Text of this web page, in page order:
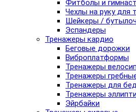
Фитболы и
Чехлы на руку для
Шейкеры /
Эспандеры
Тренажеры кардио
Беговые дорожки
Виброплатформы
Тренажеры
Тренажеры
Тренажеры для
Тренажеры
Эйрбайки